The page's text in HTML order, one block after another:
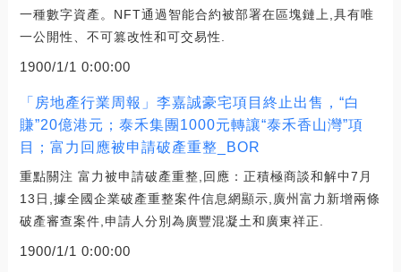
一種數字資產。NFT通過智能合約被部署在區塊鏈上,具有唯
一公開性、不可篡改性和可交易性.
1900/1/1 0:00:00
「房地產行業周報」李嘉誠豪宅項目終止出售，“白
賺”20億港元；泰禾集團1000元轉讓“泰禾香山灣”項
目；富力回應被申請破產重整_BOR
重點關注 富力被申請破產重整,回應：正積極商談和解中7月
13日,據全國企業破產重整案件信息網顯示,廣州富力新增兩條
破產審查案件,申請人分別為廣豐混凝土和廣東祥正.
1900/1/1 0:00:00